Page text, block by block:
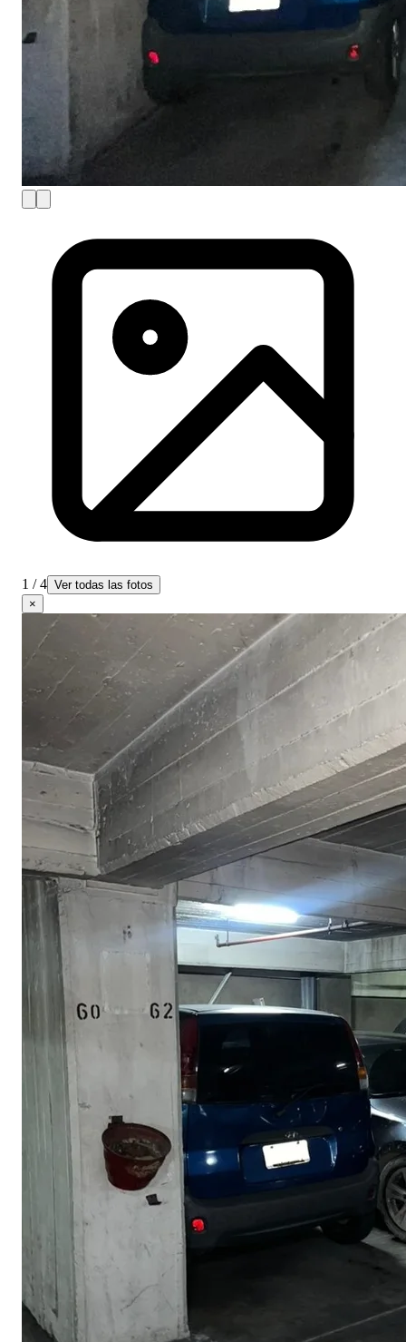
1 / 4 Ver todas las fotos
×